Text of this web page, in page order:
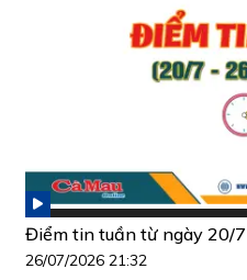
Điểm tin tuần từ ngày 20/
26/07/2026 21:32